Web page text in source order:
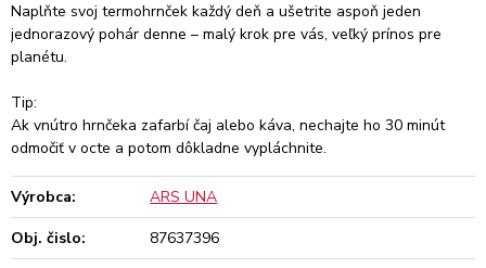
Naplňte svoj termohrnček každý deň a ušetrite aspoň jeden
jednorazový pohár denne – malý krok pre vás, veľký prínos pre
planétu.
Tip:
Ak vnútro hrnčeka zafarbí čaj alebo káva, nechajte ho 30 minút
odmočiť v octe a potom dôkladne vypláchnite.
Výrobca:
ARS UNA
Obj. čislo:
87637396